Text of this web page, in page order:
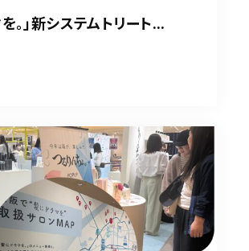
。」新システムトリート...